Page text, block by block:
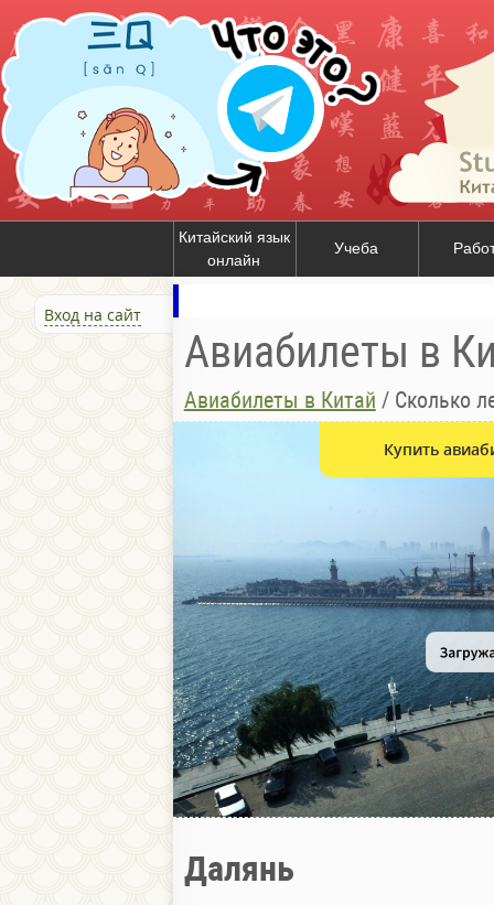
Китайский язык
онлайн
Учеба
Вход на сайт
Авиабилеты в
Авиабилеты в Китай / Сколько
Купить
Далянь